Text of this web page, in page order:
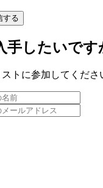
する
手したいです
トに参加してくださ